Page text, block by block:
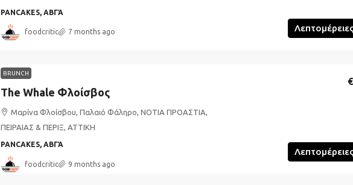
PANCAKES, ΑΒΓΆ
foodcritic 7 months ago
BRUNCH
The Whale Φλοίσβος
Μαρίνα Φλοίσβου, Παλαιό Φάληρο, ΝΟΤΙΑ ΠΡΟΑΣΤΙΑ,
ΠΕΙΡΑΙΑΣ & ΠΕΡΙΞ, ΑΤΤΙΚΗ
PANCAKES, ΑΒΓΆ
foodcritic 9 months ago